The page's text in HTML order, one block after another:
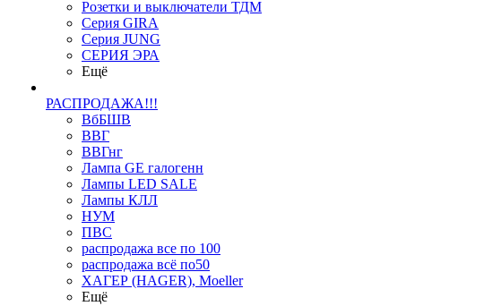
Розетки и выключатели ТДМ
Серия GIRA
Серия JUNG
СЕРИЯ ЭРА
Ещё
РАСПРОДАЖА!!!
ВбБШВ
ВВГ
ВВГнг
Лампа GE галогенн
Лампы LED SALE
Лампы КЛЛ
НУМ
ПВС
распродажа все по 100
распродажа всё по50
ХАГЕР (HAGER), Moeller
Ещё